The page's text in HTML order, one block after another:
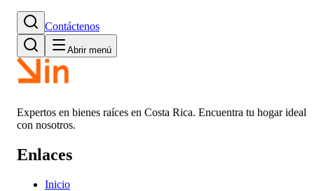
Contáctenos
Abrir menú
Expertos en bienes raíces en Costa Rica. Encuentra tu hogar ideal
con nosotros.
Enlaces
Inicio